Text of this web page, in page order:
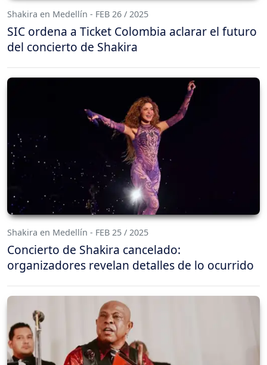
Shakira en Medellín - FEB 26 / 2025
SIC ordena a Ticket Colombia aclarar el futuro
del concierto de Shakira
Shakira en Medellín - FEB 25 / 2025
Concierto de Shakira cancelado:
organizadores revelan detalles de lo ocurrido